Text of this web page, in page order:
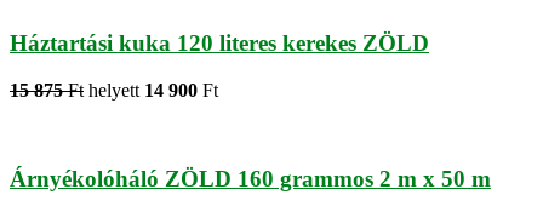
Háztartási kuka 120 literes kerekes ZÖLD
15 875 Ft helyett 14 900 Ft
Árnyékolóháló ZÖLD 160 grammos 2 m x 50 m